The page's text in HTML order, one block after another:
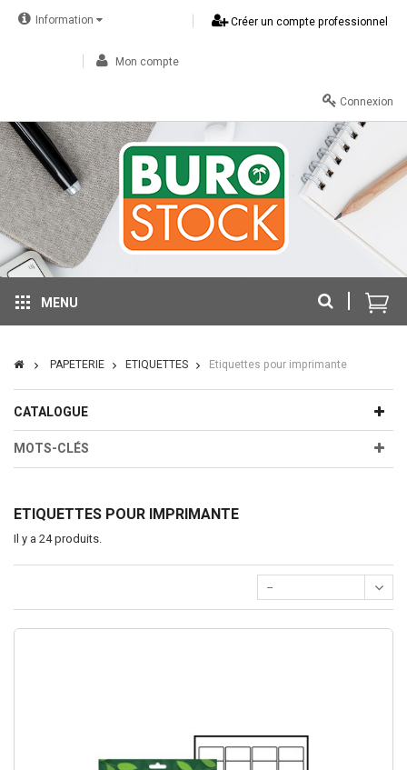
Information Créer un compte professionnel
Mon compte
Connexion
MENU
PAPETERIE ETIQUETTES Etiquettes pour imprimante
CATALOGUE
MOTS-CLÉS
ETIQUETTES POUR IMPRIMANTE
Il y a 24 produits.
--